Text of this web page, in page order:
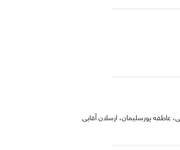
عاطفه پورسلیمان، ارسلان آقایی